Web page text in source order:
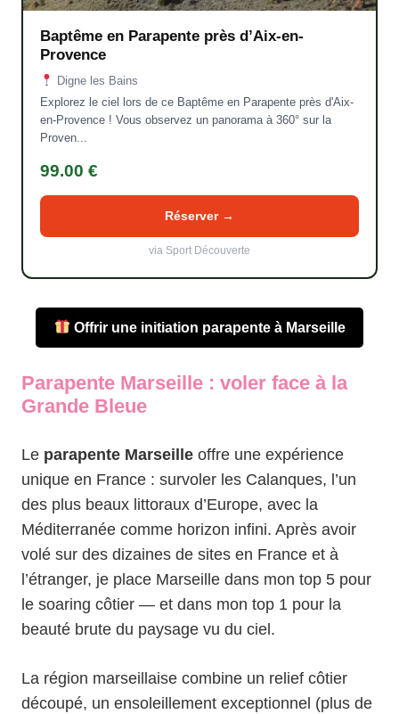
Baptême en Parapente près d’Aix-en-
Provence
Digne les Bains
Explorez le ciel lors de ce Baptême en Parapente près d'Aix-
en-Provence ! Vous observez un panorama à 360° sur la
Proven...
99.00 €
Réserver →
via Sport Découverte
Offrir une initiation parapente à Marseille
Parapente Marseille : voler face à la
Grande Bleue
Le parapente Marseille offre une expérience
unique en France : survoler les Calanques, l’un
des plus beaux littoraux d’Europe, avec la
Méditerranée comme horizon infini. Après avoir
volé sur des dizaines de sites en France et à
l’étranger, je place Marseille dans mon top 5 pour
le soaring côtier — et dans mon top 1 pour la
beauté brute du paysage vu du ciel.
La région marseillaise combine un relief côtier
découpé, un ensoleillement exceptionnel (plus de